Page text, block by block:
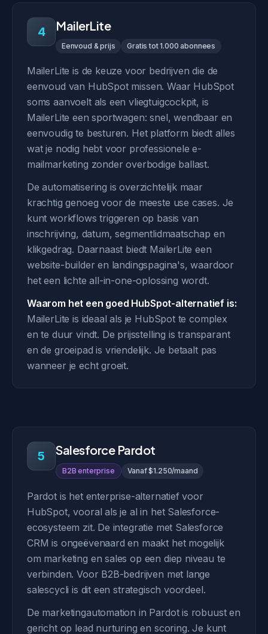
4 MailerLite
Eenvoud & prijs Gratis tot 1.000 abonnees
MailerLite is de keuze voor bedrijven die de
eenvoud van HubSpot missen. Waar HubSpot
soms aanvoelt als een vliegtuigcockpit, is
MailerLite een sportwagen: snel, wendbaar en
eenvoudig te besturen. Het platform biedt alles
wat je nodig hebt voor professionele e-
mailmarketing zonder overbodige ballast.
De automatisering is overzichtelijk maar
krachtig genoeg voor de meeste use cases. Je
kunt workflows triggeren op basis van
inschrijving, datum, segmentlidmaatschap en
klikgedrag. Daarnaast biedt MailerLite een
website-builder en landingspagina's, waardoor
het een lichte all-in-one-oplossing wordt.
Waarom het een goed HubSpot-alternatief is:
MailerLite is ideaal als je HubSpot te complex
en te duur vindt. De prijsstelling is transparant
en de groeipad is vriendelijk. Je betaalt pas
wanneer je echt groeit.
5 Salesforce Pardot
B2B enterprise Vanaf $1.250/maand
Pardot is het enterprise-alternatief voor
HubSpot, vooral als je al in het Salesforce-
ecosysteem zit. De integratie met Salesforce
CRM is ongeëvenaard en maakt het mogelijk
om marketing en sales op een diep niveau te
verbinden. Voor B2B-bedrijven met lange
salescycli is dit een strategisch voordeel.
De marketingautomation in Pardot is robuust en
gericht op lead nurturing en scoring. Je kunt